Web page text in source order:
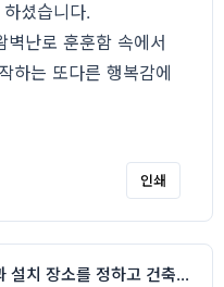
셨습니다.
난로 훈훈함 속에서
하는 또다른 행복감에
인쇄
설계부터 웜 벽난로의 구입 모델과 설치 장소를 정하고 건축하였다.